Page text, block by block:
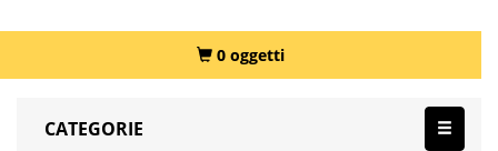
0 oggetti
CATEGORIE